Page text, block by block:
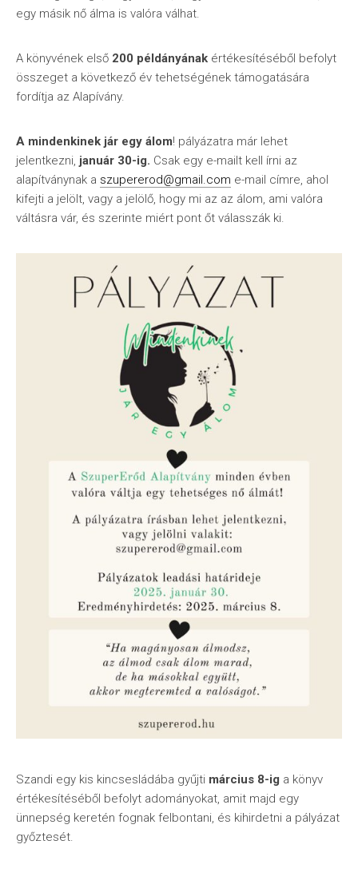
egy másik nő álma is valóra válhat.
A könyvének első 200 példányának értékesítéséből befolyt
összeget a következő év tehetségének támogatására
fordítja az Alapívány.
A mindenkinek jár egy álom! pályázatra már lehet
jelentkezni, január 30-ig. Csak egy e-mailt kell írni az
alapítványnak a szupererod@gmail.com e-mail címre, ahol
kifejti a jelölt, vagy a jelölő, hogy mi az az álom, ami valóra
váltásra vár, és szerinte miért pont őt válasszák ki.
Szandi egy kis kincsesládába gyűjti március 8-ig a könyv
értékesítéséből befolyt adományokat, amit majd egy
ünnepség keretén fognak felbontani, és kihirdetni a pályázat
győztesét.